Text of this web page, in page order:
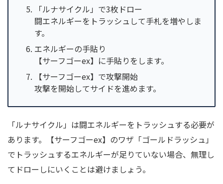
「ルナサイクル」で3枚ドロー
闘エネルギーをトラッシュして手札を増やしま
す。
エネルギーの手貼り
【サーフゴーex】に手貼りをします。
【サーフゴーex】で攻撃開始
攻撃を開始してサイドを進めます。
「ルナサイクル」は闘エネルギーをトラッシュする必要が
あります。【サーフゴーex】のワザ「ゴールドラッシュ」
でトラッシュするエネルギーが足りていない場合、無理し
てドローしにいくことは避けましょう。